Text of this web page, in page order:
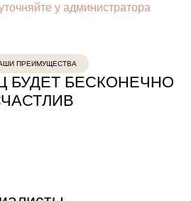
у администратора
ПРЕИМУЩЕСТВА
БУДЕТ БЕСКОНЕЧНО